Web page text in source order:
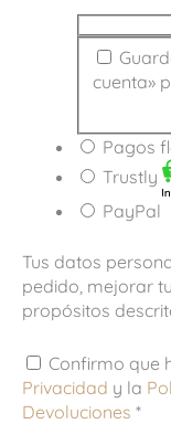
cuenta»
Pagos
Trustly
PayPal
Tus datos
pedido, mejorar
propósitos
Confirmo que
Privacidad y la
Devoluciones *